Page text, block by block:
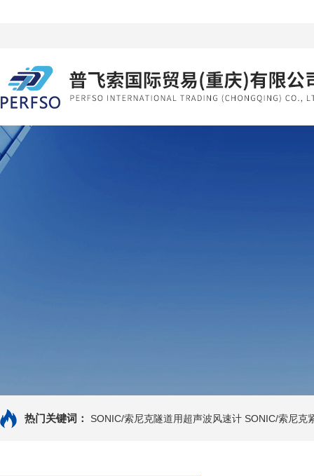
热门关键词： SONIC/索尼克隧道用超声波风速计 SONIC/索尼克